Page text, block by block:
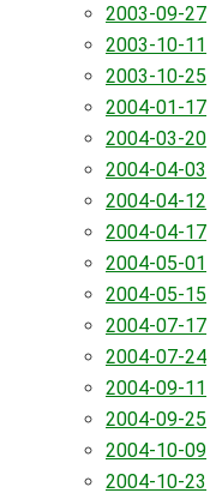
2003-09-27
2003-10-11
2003-10-25
2004-01-17
2004-03-20
2004-04-03
2004-04-12
2004-04-17
2004-05-01
2004-05-15
2004-07-17
2004-07-24
2004-09-11
2004-09-25
2004-10-09
2004-10-23